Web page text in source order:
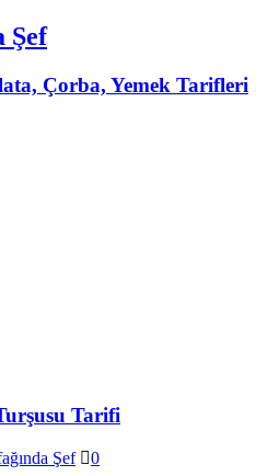
Şef
Çorba, Yemek Tarifleri
Tarifi
Şef
0